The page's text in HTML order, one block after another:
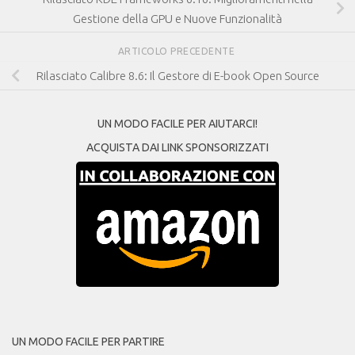
Gestione della GPU e Nuove Funzionalità
ARTICOLO PRECEDENTE
Rilasciato Calibre 8.6: Il Gestore di E-book Open Source
UN MODO FACILE PER AIUTARCI!
ACQUISTA DAI LINK SPONSORIZZATI
UN MODO FACILE PER PARTIRE